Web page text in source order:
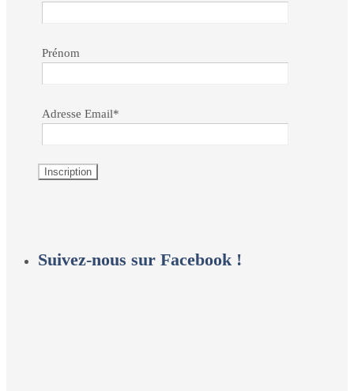
Prénom
Adresse Email*
Suivez-nous sur Facebook !